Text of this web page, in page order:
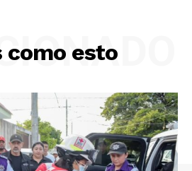
como esto